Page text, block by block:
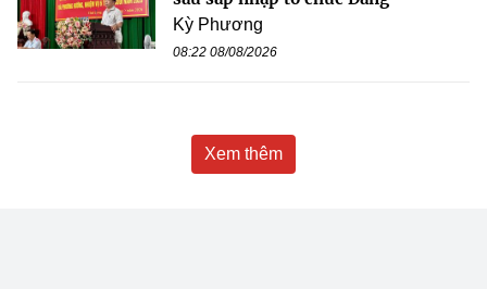
Kỳ Phương
08:22 08/08/2026
Xem thêm